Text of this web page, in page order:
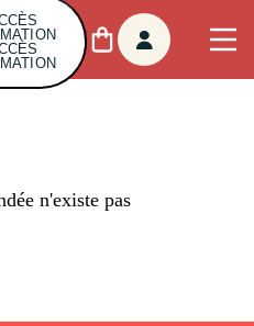
n'existe pas